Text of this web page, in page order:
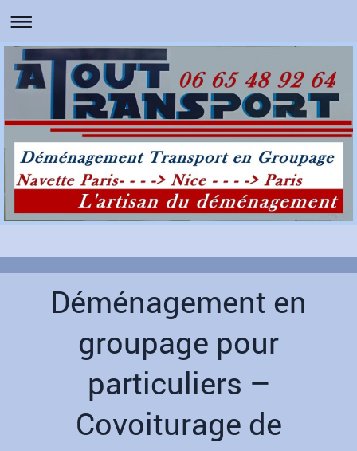
Déménagement en
groupage pour
particuliers –
Covoiturage de